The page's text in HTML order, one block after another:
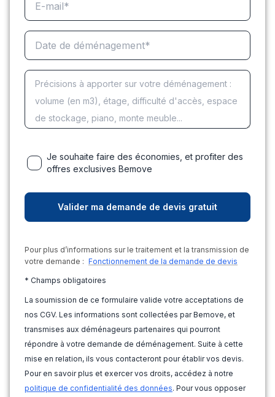
Je souhaite faire des économies, et profiter des
offres exclusives Bemove
Pour plus d’informations sur le traitement et la transmission de
votre demande : Fonctionnement de la demande de devis
* Champs obligatoires
La soumission de ce formulaire valide votre acceptations de
nos CGV. Les informations sont collectées par Bemove, et
transmises aux déménageurs partenaires qui pourront
répondre à votre demande de déménagement. Suite à cette
mise en relation, ils vous contacteront pour établir vos devis.
Pour en savoir plus et exercer vos droits, accédez à notre
politique de confidentialité des données. Pour vous opposer